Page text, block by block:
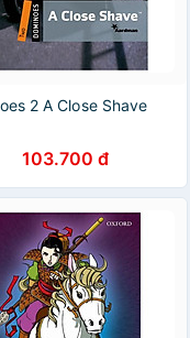
2 A Close Shave
103.700 đ